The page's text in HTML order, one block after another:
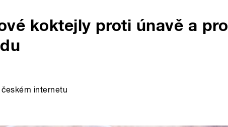
koktejly proti únavě a pro
internetu